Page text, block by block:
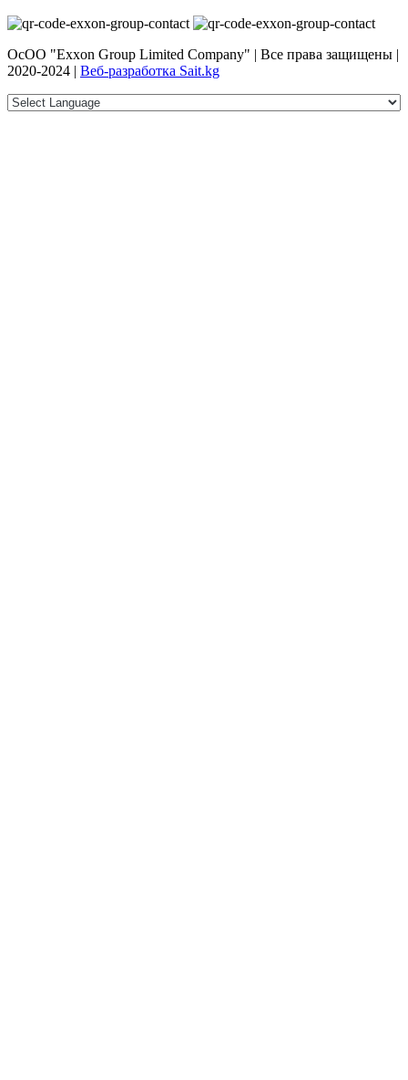
ОсОО "Exxon Group Limited Company" | Все права защищены |
2020-2024 | Веб-разработка Sait.kg